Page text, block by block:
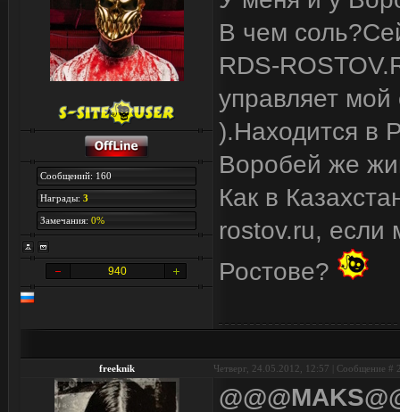
Сообщений: 160
Награды: 3
Замечания: 0%
940
В чем
RDS-
управляет мой
).Находится в
Воробей же
Как в
rostov.ru, если
Ростове?
freeknik Четверг, 24.05.2012, 12:57 | Сообщение #